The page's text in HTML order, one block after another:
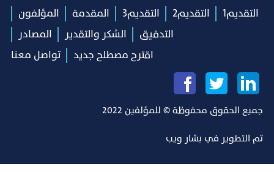
التقديم1 التقديم2 التقديم3 المقدمة
المؤلفون
التدقيق
الشكر والتقدير
المصادر
اقترح مصطلح جديد
تواصل معنا
جميع الحقوق محفوظة © للمؤلفين 2022
تم التطوير في بشار ويب